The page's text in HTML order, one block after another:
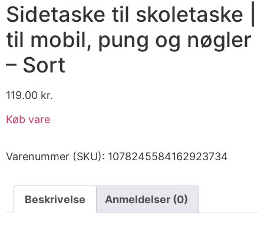
Sidetaske til skoletaske |
til mobil, pung og nøgler
– Sort
119.00 kr.
Køb vare
Varenummer (SKU): 1078245584162923734
Beskrivelse Anmeldelser (0)